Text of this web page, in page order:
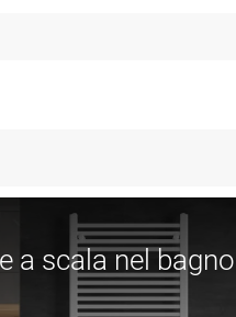
a scala nel bagno